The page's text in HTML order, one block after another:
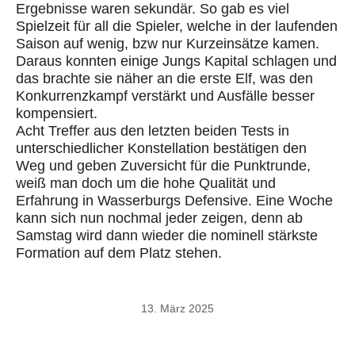
Ergebnisse waren sekundär. So gab es viel
Spielzeit für all die Spieler, welche in der laufenden
Saison auf wenig, bzw nur Kurzeinsätze kamen.
Daraus konnten einige Jungs Kapital schlagen und
das brachte sie näher an die erste Elf, was den
Konkurrenzkampf verstärkt und Ausfälle besser
kompensiert.
Acht Treffer aus den letzten beiden Tests in
unterschiedlicher Konstellation bestätigen den
Weg und geben Zuversicht für die Punktrunde,
weiß man doch um die hohe Qualität und
Erfahrung in Wasserburgs Defensive. Eine Woche
kann sich nun nochmal jeder zeigen, denn ab
Samstag wird dann wieder die nominell stärkste
Formation auf dem Platz stehen.
13. März 2025